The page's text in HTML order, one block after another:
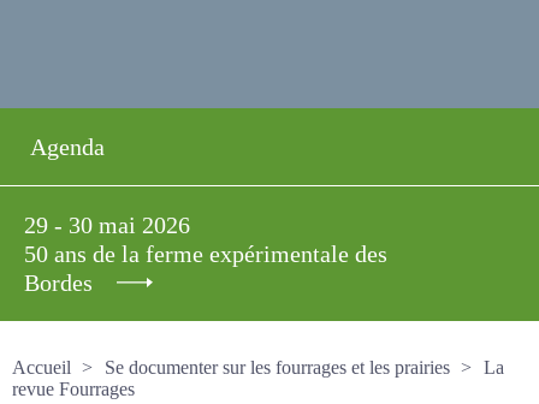
Agenda
29 - 30 mai 2026
50 ans de la ferme expérimentale des
Bordes
Accueil
Se documenter sur les fourrages et les prairies
La revue Fourrages